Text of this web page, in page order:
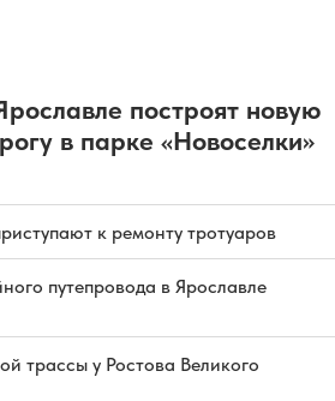
построят новую
в парке «Новоселки»
к ремонту тротуаров
путепровода в Ярославле
трассы у Ростова Великого